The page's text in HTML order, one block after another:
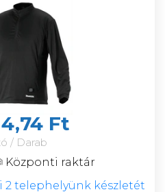
Ft
/ Darab
Központi raktár
2 telephelyünk készletét